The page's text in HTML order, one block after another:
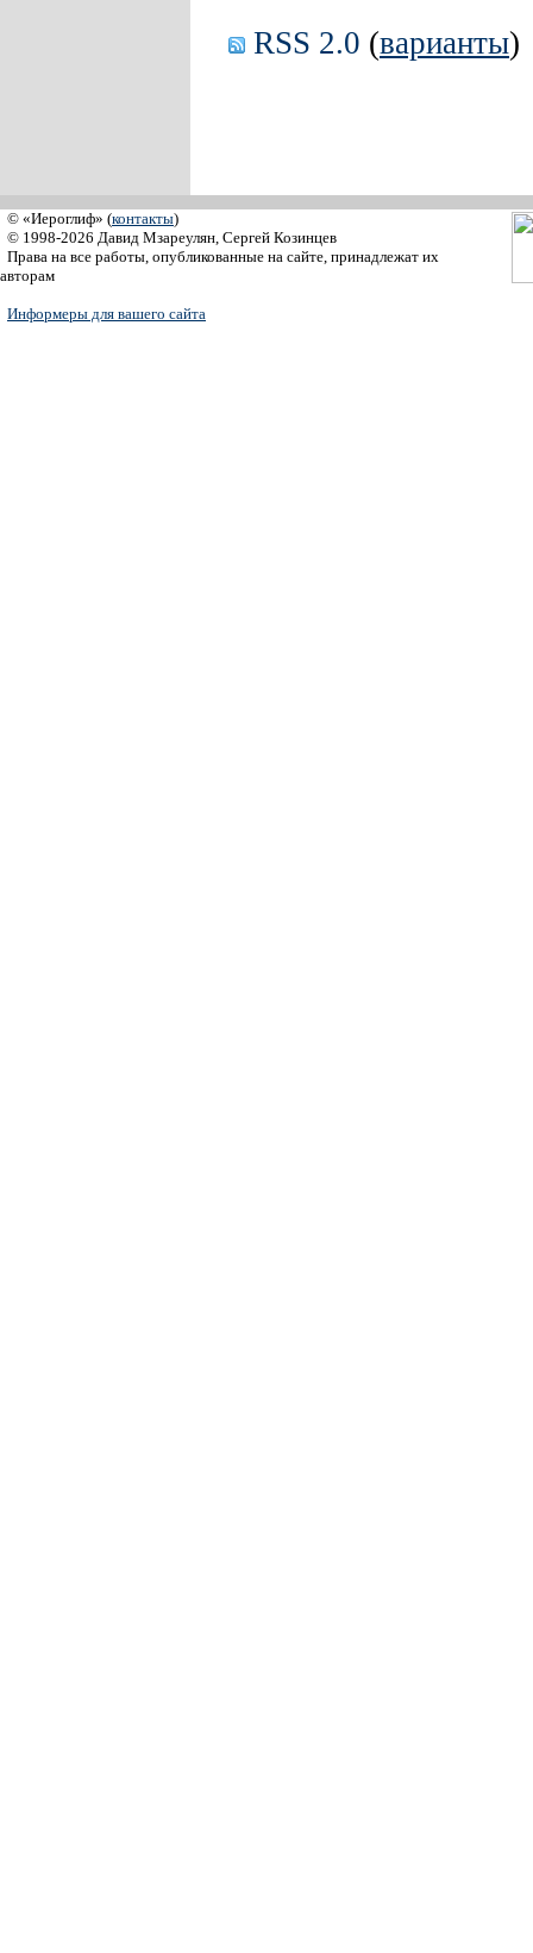
RSS 2.0 (варианты)
© «Иероглиф» (контакты)
© 1998-2026 Давид Мзареулян, Сергей Козинцев
Права на все работы, опубликованные на сайте, принадлежат их
авторам
Информеры для вашего сайта